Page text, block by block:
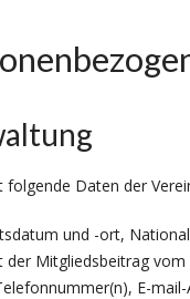
Daten der
und -ort,
Mitgliedsbeitrag vom
E-mail-